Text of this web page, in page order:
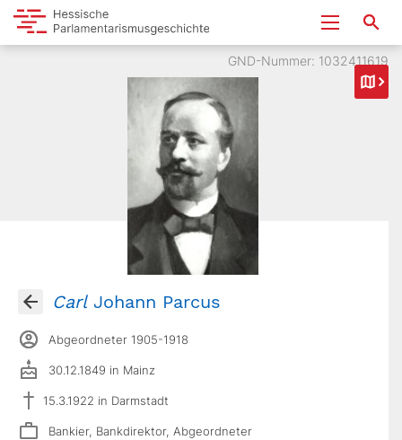
GND-Nummer: 1032411619
CarlJohann Parcus
Abgeordneter 1905-1918
30.12.1849 in Mainz
15.3.1922 in Darmstadt
Bankier, Bankdirektor, Abgeordneter